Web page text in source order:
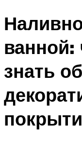
ванной:
знать